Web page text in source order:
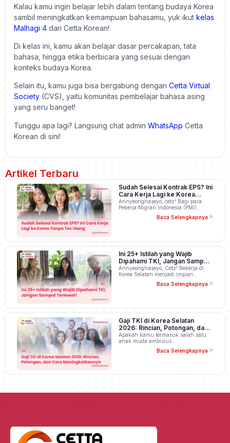
Kalau kamu ingin belajar lebih dalam tentang budaya Korea
sambil meningkatkan kemampuan bahasamu, yuk ikut kelas
Malhagi 4 dari Cetta Korean!
Di kelas ini, kamu akan belajar dasar percakapan, tata
bahasa, hingga etika berbicara yang sesuai dengan
konteks budaya Korea.
Selain itu, kamu juga bisa bergabung dengan Cetta Virtual
Society (CVS), yaitu komunitas pembelajar bahasa asing
yang seru banget!
Tunggu apa lagi? Langsung chat admin WhatsApp Cetta
Korean di sini!
Artikel Terbaru
Sudah Selesai Kontrak EPS? Ini
Cara Kerja Lagi ke Korea
Tanpa Tes Ulang
Annyeonghaseyo, cetz! Bagi para
Pekerja Migran Indonesia (PMI)…
Baca Selengkapnya
Ini 25+ Istilah yang Wajib
Dipahami TKI, Jangan Sampai
Terlewat!
Annyeonghaseyo, Cetz! Bekerja di
Korea Selatan menjadi impian…
Baca Selengkapnya
Gaji TKI di Korea Selatan
2026: Rincian, Potongan, dan
Cara Meningkatkannya
Apakah kamu termasuk salah satu
anak muda ambisius…
Baca Selengkapnya